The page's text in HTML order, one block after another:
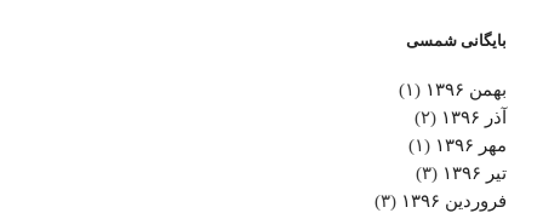
بایگانی شمسی
بهمن ۱۳۹۶
(۱)
آذر ۱۳۹۶
(۲)
مهر ۱۳۹۶
(۱)
تیر ۱۳۹۶
(۳)
فروردین ۱۳۹۶
(۳)